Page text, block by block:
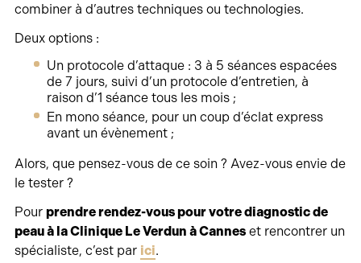
combiner à d’autres techniques ou technologies.
Deux options :
Un protocole d’attaque : 3 à 5 séances espacées
de 7 jours, suivi d’un protocole d’entretien, à
raison d’1 séance tous les mois ;
En mono séance, pour un coup d’éclat express
avant un évènement ;
Alors, que pensez-vous de ce soin ? Avez-vous envie de
le tester ?
Pour prendre rendez-vous pour votre diagnostic de
peau à la Clinique Le Verdun à Canneset rencontrer un
spécialiste, c’est par ici.